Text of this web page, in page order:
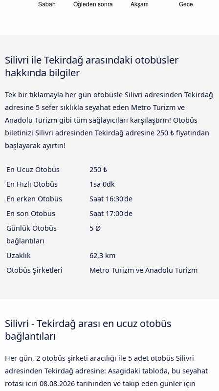
Silivri ile Tekirdağ arasındaki otobüsler
hakkında bilgiler
Tek bir tıklamayla her gün otobüsle Silivri adresinden Tekirdağ
adresine 5 sefer sıklıkla seyahat eden Metro Turizm ve
Anadolu Turizm gibi tüm sağlayıcıları karşılaştırın! Otobüs
biletinizi Silivri adresinden Tekirdağ adresine 250 ₺ fiyatından
başlayarak ayırtın!
En Ucuz Otobüs
250 ₺
En Hızlı Otobüs
1sa 0dk
En erken Otobüs
Saat 16:30'de
En son Otobüs
Saat 17:00'de
Günlük Otobüs
bağlantıları
5 Ø
Uzaklık
62,3 km
Otobüs Şirketleri
Metro Turizm ve Anadolu Turizm
Silivri - Tekirdağ arası en ucuz otobüs
bağlantıları
Her gün, 2 otobüs şirketi aracılığı ile 5 adet otobüs Silivri
adresinden Tekirdağ adresine: Asagidaki tabloda, bu seyahat
rotasi icin 08.08.2026 tarihinden ve takip eden günler için